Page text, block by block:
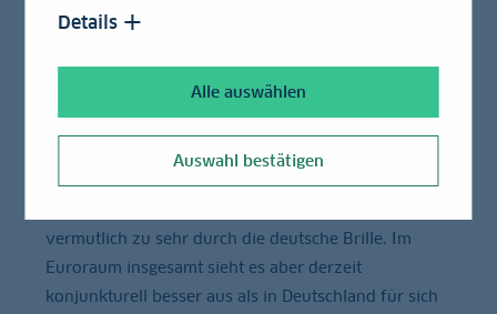
einmal eine längere Pause einlegen, falls die
Inflationsrisiken wieder aufflackern. Wir erwarten
daher die nächste Zinssenkung im Dezember, dann
um weitere 25 Basispunkte. Im kommenden Jahr
dürfte es ähnlich laufen. Der Markt wird sich in
vermutlich zu sehr durch die deutsche Brille. Im
Euroraum insgesamt sieht es aber derzeit
konjunkturell besser aus als in Deutschland für sich
Details
Alle auswählen
Auswahl bestätigen